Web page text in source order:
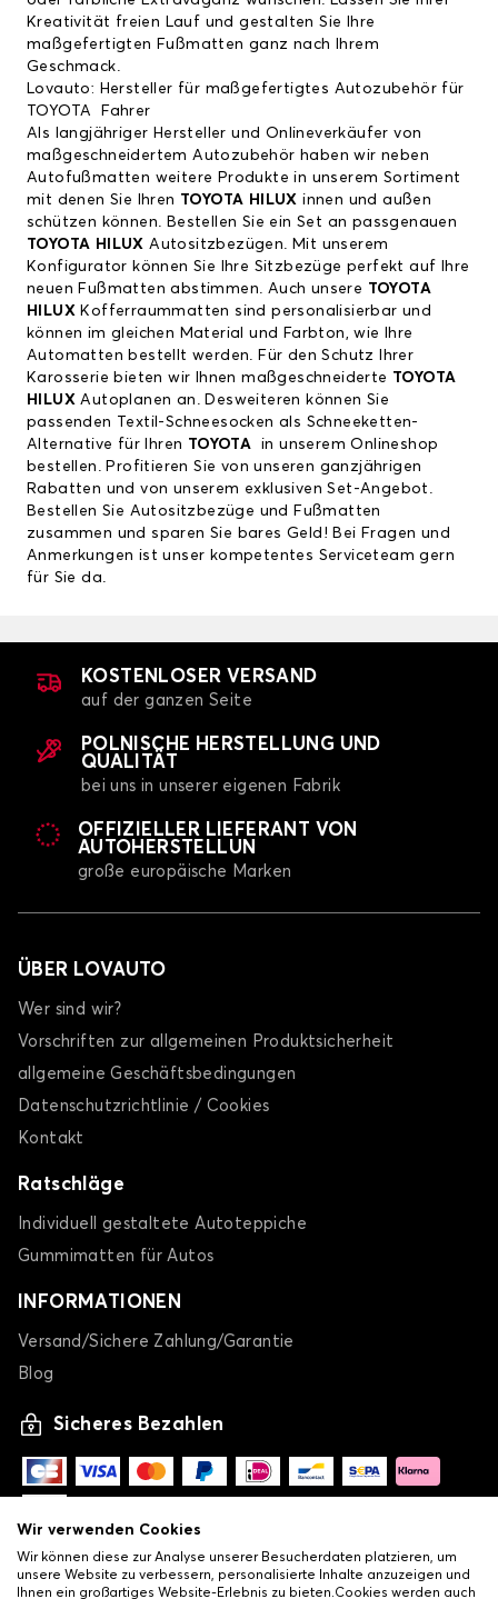
Kreativität freien Lauf und gestalten Sie Ihre
maßgefertigten Fußmatten ganz nach Ihrem
Geschmack.
Lovauto: Hersteller für maßgefertigtes Autozubehör für
TOYOTA Fahrer
Als langjähriger Hersteller und Onlineverkäufer von
maßgeschneidertem Autozubehör haben wir neben
Autofußmatten weitere Produkte in unserem Sortiment
mit denen Sie Ihren TOYOTA HILUXinnen und außen
schützen können. Bestellen Sie ein Set an passgenauen
TOYOTA HILUX Autositzbezügen. Mit unserem
Konfigurator können Sie Ihre Sitzbezüge perfekt auf Ihre
neuen Fußmatten abstimmen. Auch unsere TOYOTA
HILUX Kofferraummatten sind personalisierbar und
können im gleichen Material und Farbton, wie Ihre
Automatten bestellt werden. Für den Schutz Ihrer
Karosserie bieten wir Ihnen maßgeschneiderte TOYOTA
HILUX Autoplanen an. Desweiteren können Sie
passenden Textil-Schneesocken als Schneeketten-
Alternative für Ihren TOYOTA
in unserem Onlineshop
bestellen. Profitieren Sie von unseren ganzjährigen
Rabatten und von unserem exklusiven Set-Angebot.
Bestellen Sie Autositzbezüge und Fußmatten
zusammen und sparen Sie bares Geld! Bei Fragen und
Anmerkungen ist unser kompetentes Serviceteam gern
für Sie da.
KOSTENLOSER VERSAND
auf der ganzen Seite
POLNISCHE HERSTELLUNG UND
QUALITÄT
bei uns in unserer eigenen Fabrik
OFFIZIELLER LIEFERANT VON
AUTOHERSTELLUN
große europäische Marken
ÜBER LOVAUTO
Wer sind wir?
Vorschriften zur allgemeinen Produktsicherheit
allgemeine Geschäftsbedingungen
Datenschutzrichtlinie / Cookies
Kontakt
Ratschläge
Individuell gestaltete Autoteppiche
Gummimatten für Autos
INFORMATIONEN
Versand/Sichere Zahlung/Garantie
Blog
Sicheres Bezahlen
Wir verwenden Cookies
Wir können diese zur Analyse unserer Besucherdaten platzieren, um
unsere Website zu verbessern, personalisierte Inhalte anzuzeigen und
Ihnen ein großartiges Website-Erlebnis zu bieten.Cookies werden auch